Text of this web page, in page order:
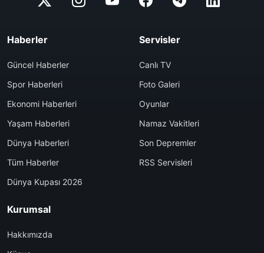
Haberler
Güncel Haberler
Spor Haberleri
Ekonomi Haberleri
Yaşam Haberleri
Dünya Haberleri
Tüm Haberler
Dünya Kupası 2026
Servisler
Canlı TV
Foto Galeri
Oyunlar
Namaz Vakitleri
Son Depremler
RSS Servisleri
Kurumsal
Hakkımızda